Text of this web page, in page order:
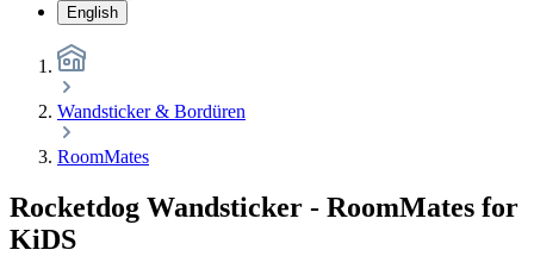
English
Wandsticker & Bordüren
RoomMates
Rocketdog Wandsticker - RoomMates for
KiDS